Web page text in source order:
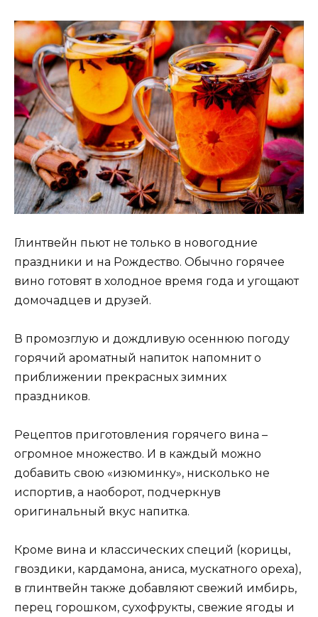
Глинтвейн пьют не только в новогодние
праздники и на Рождество. Обычно горячее
вино готовят в холодное время года и угощают
домочадцев и друзей.
В промозглую и дождливую осеннюю погоду
горячий ароматный напиток напомнит о
приближении прекрасных зимних
праздников.
Рецептов приготовления горячего вина –
огромное множество. И в каждый можно
добавить свою «изюминку», нисколько не
испортив, а наоборот, подчеркнув
оригинальный вкус напитка.
Кроме вина и классических специй (корицы,
гвоздики, кардамона, аниса, мускатного ореха),
в глинтвейн также добавляют свежий имбирь,
перец горошком, сухофрукты, свежие ягоды и